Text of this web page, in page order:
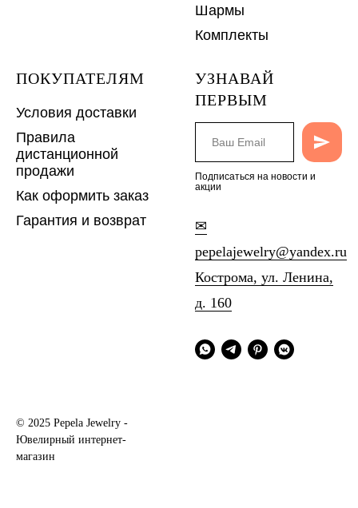
Шармы
Комплекты
ПОКУПАТЕЛЯМ
Условия доставки
Правила
дистанционной
продажи
Как оформить заказ
Гарантия и возврат
УЗНАВАЙ
ПЕРВЫМ
Подписаться на новости и
акции
✉
pepelajewelry@yandex.ru
Кострома, ул. Ленина,
д. 160
© 2025 Pepela Jewelry -
Ювелирный интернет-
магазин